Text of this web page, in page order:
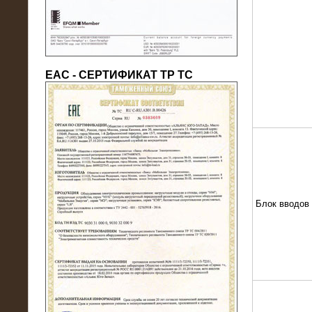
22.05.2016
Нагрузочный модуль в контейнере
10 МВт (0,4 кВ - напряжение)
ЕАС - СЕРТИФИКАТ ТР ТС
Блок вводов